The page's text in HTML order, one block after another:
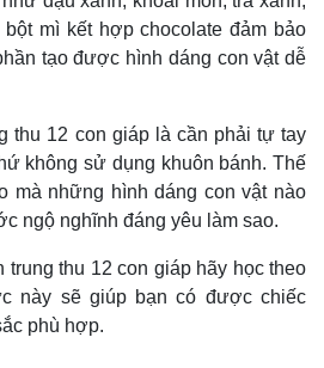
mì kết hợp chocolate đảm bảo
tạo được hình dáng con vật dễ
thu 12 con giáp là cần phải tự tay
không sử dụng khuôn bánh. Thế
mà những hình dáng con vật nào
ngộ nghĩnh đáng yêu làm sao.
thu 12 con giáp hãy học theo
này sẽ giúp bạn có được chiếc
phù hợp.